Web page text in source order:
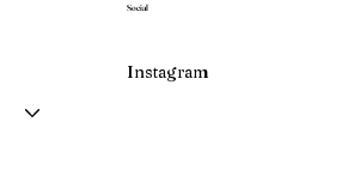
Social
Instagram